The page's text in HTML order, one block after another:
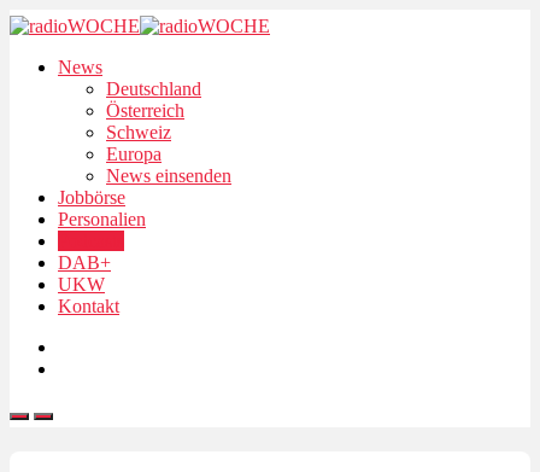
News
Deutschland
Österreich
Schweiz
Europa
News einsenden
Jobbörse
Personalien
DAB+
UKW
Kontakt